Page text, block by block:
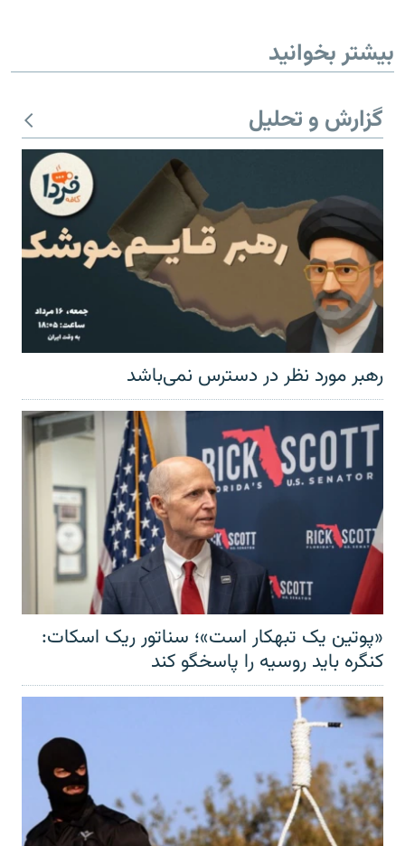
بیشتر بخوانید
گزارش و تحلیل
رهبر مورد نظر در دسترس نمی‌باشد
«پوتین یک تبهکار است»؛ سناتور ریک اسکات:
کنگره باید روسیه را پاسخگو کند